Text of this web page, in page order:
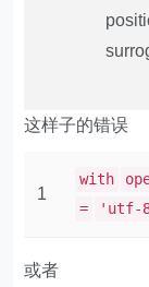
这样子的错误
1
with
=
'utf-
或者